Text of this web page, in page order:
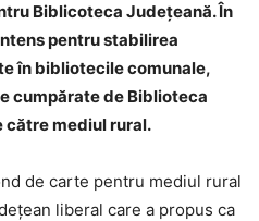
Biblicoteca Județeană. În
pentru stabilirea
în bibliotecile comunale,
cumpărate de Biblioteca
mediul rural.
de carte pentru mediul rural
liberal care a propus ca